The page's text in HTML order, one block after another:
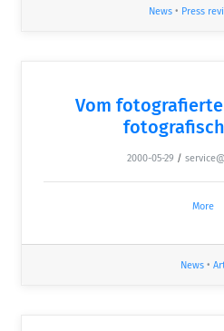
News• Press
Vom
2000-05-29 /
More
News •